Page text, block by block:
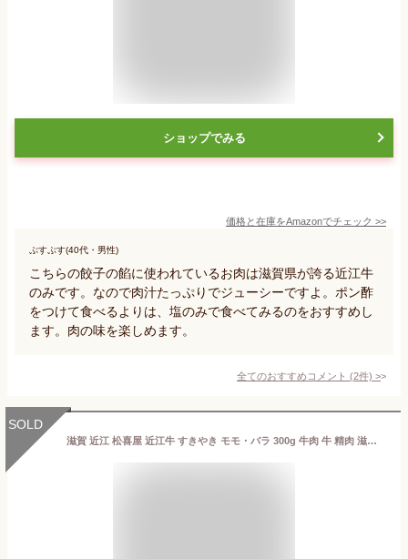
ショップでみる
価格と在庫をAmazonでチェック >>
ぷすぷす(40代・男性)
こちらの餃子の餡に使われているお肉は滋賀県が誇る近江牛
のみです。なので肉汁たっぷりでジューシーですよ。ポン酢
をつけて食べるよりは、塩のみで食べてみるのをおすすめし
ます。肉の味を楽しめます。
全てのおすすめコメント (2件) >
SOLD
滋賀 近江 松喜屋 近江牛 すきやき モモ・バラ 300g 牛肉 牛 精肉 滋賀県 冷凍120日 熨斗対応 送料無料 ギフト 贈答 記念日 産地直送 プレゼント 内祝い